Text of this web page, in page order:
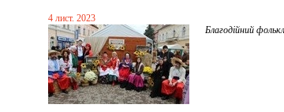
4 лист. 2023
Благодійний